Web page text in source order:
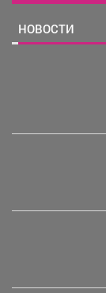
НОВОСТИ